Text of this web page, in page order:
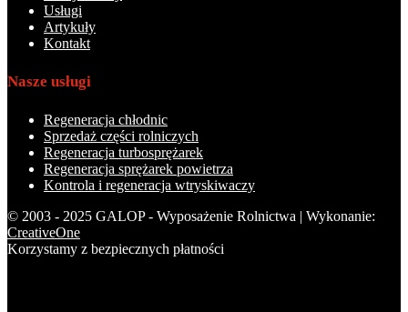
Usługi
Artykuły
Kontakt
Nasze usługi
Regeneracja chłodnic
Sprzedaż części rolniczych
Regeneracja turbosprężarek
Regeneracja sprężarek powietrza
Kontrola i regeneracja wtryskiwaczy
© 2003 - 2025 GALOP - Wyposażenie Rolnictwa | Wykonanie:
CreativeOne
Korzystamy z bezpiecznych płatności